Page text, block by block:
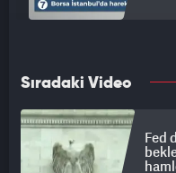
Sıradaki Video
Fed